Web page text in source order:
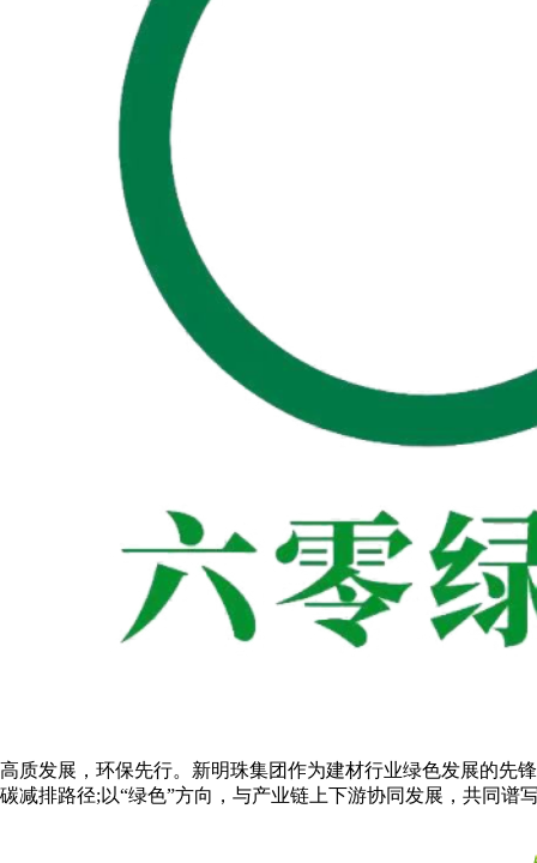
高质发展，环保先行。新明珠集团作为建材行业绿色发展的先
碳减排路径;以“绿色”方向，与产业链上下游协同发展，共同谱